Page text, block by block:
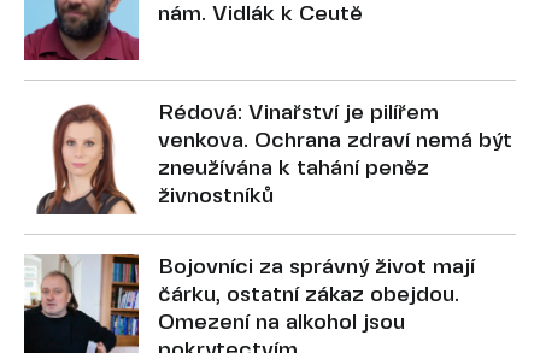
nám. Vidlák k Ceutě
Rédová: Vinařství je pilířem
venkova. Ochrana zdraví nemá být
zneužívána k tahání peněz
živnostníků
Bojovníci za správný život mají
čárku, ostatní zákaz obejdou.
Omezení na alkohol jsou